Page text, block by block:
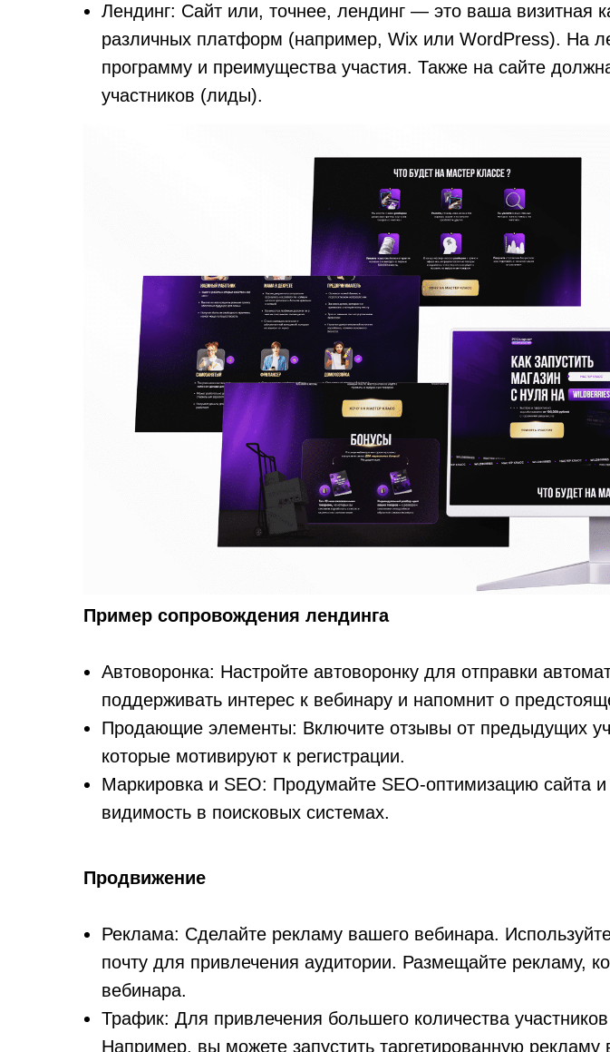
Лендинг: Сайт или, точнее, лендинг — это ваша визитная
различных платформ (например, Wix или WordPress). На
программу и преимущества участия. Также на сайте
участников (лиды).
Пример сопровождения лендинга
Автоворонка: Настройте автоворонку для отправки
поддерживать интерес к вебинару и напомнит о
Продающие элементы: Включите отзывы от предыдущих
которые мотивируют к регистрации.
Маркировка и SEO: Продумайте SEO-оптимизацию сайта
видимость в поисковых системах.
Продвижение
Реклама: Сделайте рекламу вашего вебинара.
почту для привлечения аудитории. Размещайте рекламу,
вебинара.
Трафик: Для привлечения большего количества
Например, вы можете запустить таргетированную рекламу